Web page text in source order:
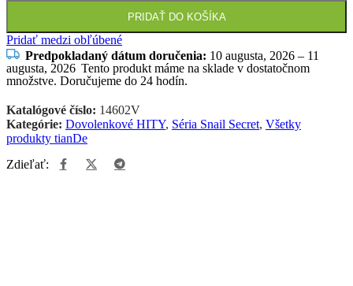
PRIDAŤ DO KOŠÍKA
Pridať medzi obľúbené
Predpokladaný dátum doručenia: 10 augusta, 2026 – 11
augusta, 2026 Tento produkt máme na sklade v dostatočnom
množstve. Doručujeme do 24 hodín.
Katalógové číslo: 14602V
Kategórie: Dovolenkové HITY, Séria Snail Secret, Všetky
produkty tianDe
Zdieľať: